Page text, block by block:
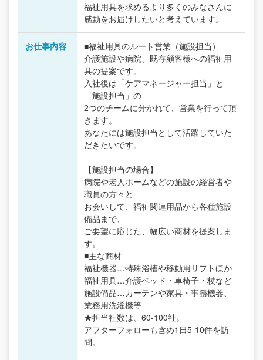
福祉用具を求めるより多くのみなさんに
感動をお届けしたいと考えています。
お仕事内容
■福祉用具のルート営業（施設担当）
介護施設や病院、既存顧客様への福祉用
具の提案です。
入社後は「ケアマネージャー担当」と
「施設担当」の
2つのチームに分かれて、営業を行って頂
きます。
あなたには施設担当として活躍していた
だきたいです。
【施設担当の場合】
病院や老人ホームなどの施設の経営者や
職員の方々と
お会いして、福祉関連用品から各種施設
備品まで、
ご要望に応じた、幅広い商材を提案しま
す。
■主な商材
福祉機器…特殊浴槽や移動用リフトほか
福祉用具…介護ベッド・車椅子・杖など
施設備品…カーテンや家具・事務機器、
業務用洗濯機等
★担当社数は、60-100社。
アフターフォローも含め1日5-10件を訪
問。